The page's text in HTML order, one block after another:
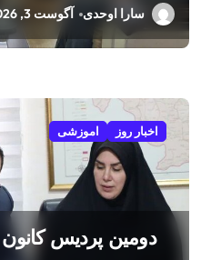
سارا اوحدی آگوست 3, 2026
اخبار روز اموزشی
دومین پردیس